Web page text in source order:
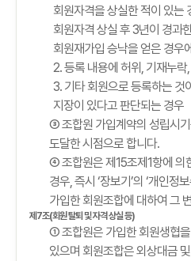
회원자격을 상실한 적이 있는
회원자격 상실 후 3년이 경과
회원재가입 승낙을 얻은 경우
2. 등록 내용에 허위, 기재누락
3. 기타 회원으로 등록하는 것
지장이 있다고 판단되는 경우
③ 조합원 가입계약의 성립시기
도달한 시점으로 합니다.
④ 조합원은 제15조제1항에 의
경우, 즉시 ‘장보기’의 ‘개인정
가입한 회원조합에 대하여 그
제7조(회원 탈퇴 및 자격 상실 등)
① 조합원은 가입한 회원생협
있으며 회원조합은 외상대금